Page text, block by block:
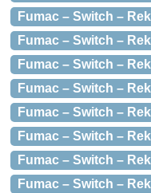
Fumac – Switch –
Fumac – Switch –
Fumac – Switch –
Fumac – Switch –
Fumac – Switch –
Fumac – Switch –
Fumac – Switch –
Fumac – Switch –